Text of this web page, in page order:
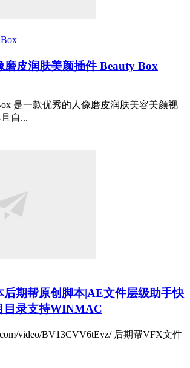
磨皮润肤美颜插件 Beauty Box
是一款优秀的人像磨皮润肤美容美颜视
自...
后期帮原创脚本|AE文件层级助手快
目录支持WINMAC
video/BV13CVV6tEyz/ 后期帮VFX文件